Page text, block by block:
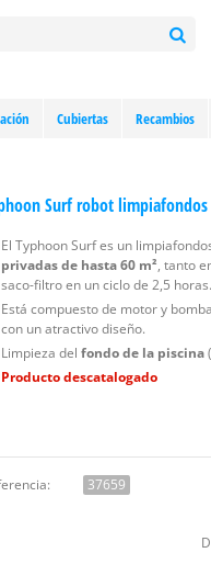
Cubiertas Recambios
Surf robot
El Typhoon Surf es un
privadas de hasta 60 m², tanto
saco-filtro en un ciclo de 2,5 horas.
Está compuesto de motor y
con un atractivo diseño.
Limpieza del fondo de la piscina
Producto descatalogado
37659